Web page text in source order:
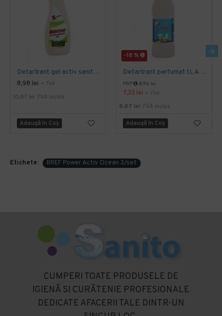
Detartrant gel activ sanitarizant 750ml AQAS
8,98 lei + TVA
10,87 lei TVA inclus
Adaugă în Coş
-18 %
Detartrant parfumat 1L AQAS
PRP 8,96 lei
7,33 lei + TVA
8,87 lei TVA inclus
Adaugă în Coş
Etichete: BREF Power Activ Ocean 3/set
CUMPERI TOATE PRODUSELE DE
IGIENĂ SI CURĂTENIE PROFESIONALE
DEDICATE AFACERII TALE DINTR-UN